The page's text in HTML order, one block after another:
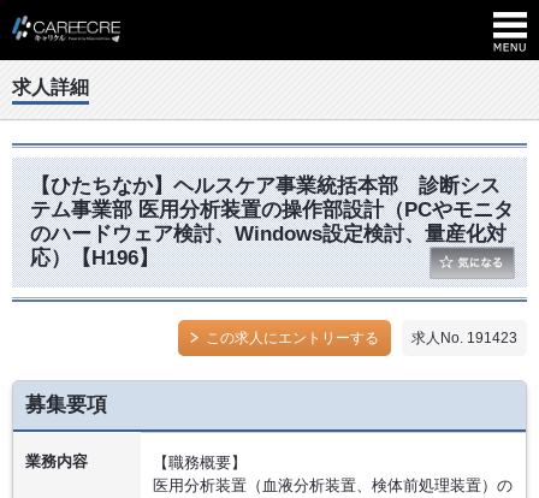
求人詳細
【ひたちなか】ヘルスケア事業統括本部 診断シス
テム事業部 医用分析装置の操作部設計（PCやモニタ
のハードウェア検討、Windows設定検討、量産化対
応）【H196】
この求人にエントリーする 求人No. 191423
募集要項
業務内容
【職務概要】
医用分析装置（血液分析装置、検体前処理装置）の